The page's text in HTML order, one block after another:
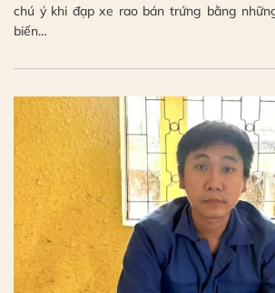
chú ý khi đạp xe rao bán trứng bằng
biến…